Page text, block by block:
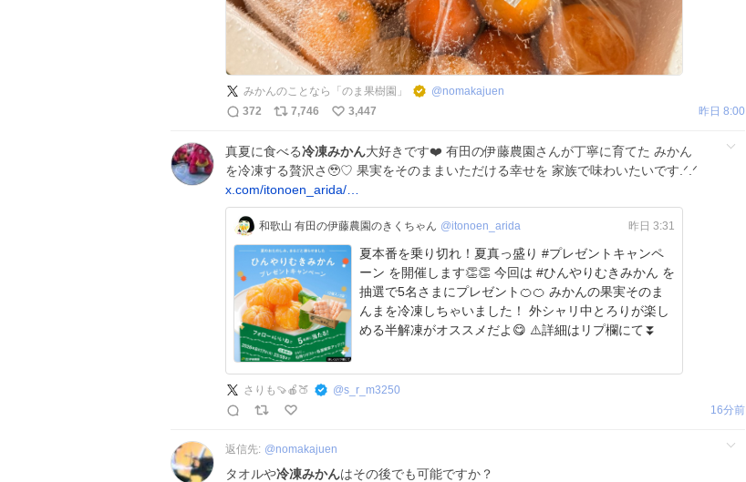
みかんのことなら「のま果樹園」 @nomakajuen
372
7,746 3,447 昨日 8:00
真夏に食べる冷凍みかん大好きです❤️ 有田の伊藤農園さんが丁寧に育てた みかん
を冷凍する贅沢さ🥹♡ 果実をそのままいただける幸せを 家族で味わいたいです.ᐟ.ᐟ
x.com/itonoen_arida/…
和歌山 有田の伊藤農園のきくちゃん @itonoen_arida 昨日 3:31
夏本番を乗り切れ！夏真っ盛り #プレゼントキャンペ
ーン を開催します👏👏 今回は #ひんやりむきみかん を
抽選で5名さまにプレゼント🍊🍊 みかんの果実そのま
んまを冷凍しちゃいました！ 外シャリ中とろりが楽し
める半解凍がオススメだよ😋 ⚠️詳細はリプ欄にて⏬
さりも🍠🍎🍑 @s_r_m3250
16分前
返信先: @nomakajuen
タオルや冷凍みかんはその後でも可能ですか？